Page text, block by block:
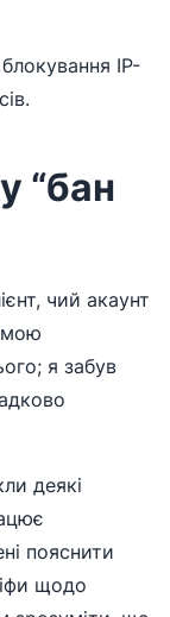
IP-
“бан
чий акаунт
мою
я забув
деякі
пояснити
щодо